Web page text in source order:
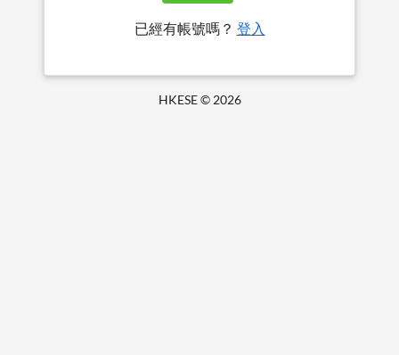
已經有帳號嗎？ 登入
HKESE © 2026